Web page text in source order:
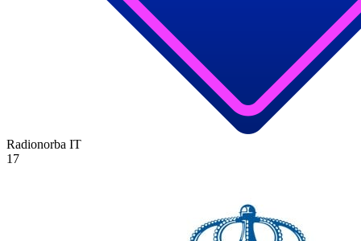
Radionorba IT
17